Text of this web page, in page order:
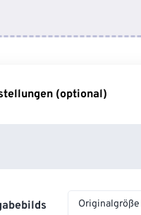
(optional)